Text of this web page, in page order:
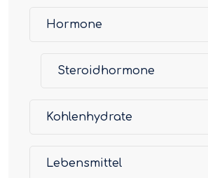
Hormone
Steroidhormone
Kohlenhydrate
Lebensmittel